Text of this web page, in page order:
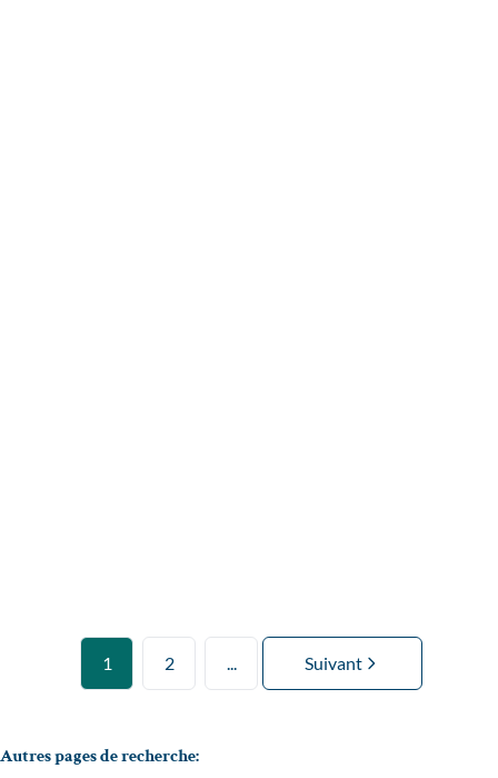
1 2 ... Suivant
Autres pages de recherche: